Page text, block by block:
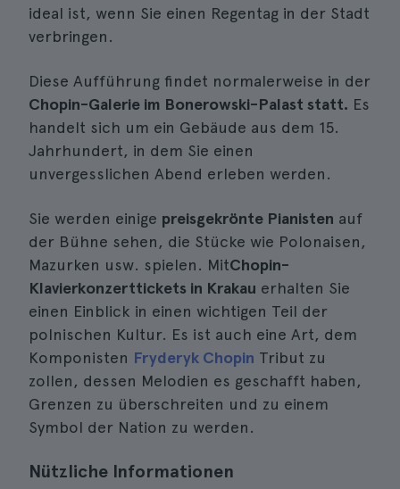
ideal ist, wenn Sie einen Regentag in der Stadt
verbringen.
Diese Aufführung findet normalerweise in der
Chopin-Galerie im Bonerowski-Palast statt. Es
handelt sich um ein Gebäude aus dem 15.
Jahrhundert, in dem Sie einen
unvergesslichen Abend erleben werden.
Sie werden einige preisgekrönte Pianisten auf
der Bühne sehen, die Stücke wie Polonaisen,
Mazurken usw. spielen. MitChopin-
Klavierkonzerttickets in Krakau erhalten Sie
einen Einblick in einen wichtigen Teil der
polnischen Kultur. Es ist auch eine Art, dem
Komponisten Fryderyk Chopin Tribut zu
zollen, dessen Melodien es geschafft haben,
Grenzen zu überschreiten und zu einem
Symbol der Nation zu werden.
Nützliche Informationen